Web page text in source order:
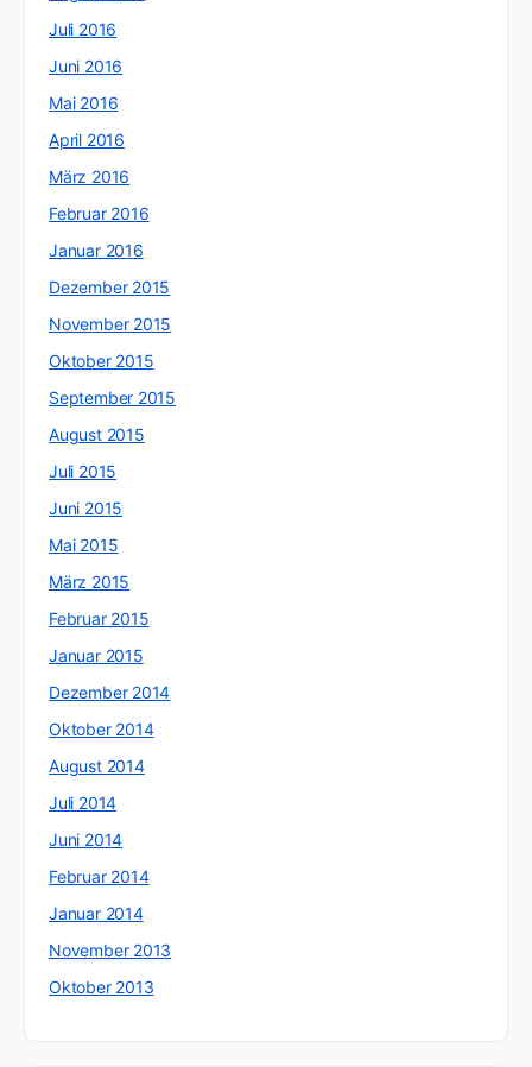
Juli 2016
Juni 2016
Mai 2016
April 2016
März 2016
Februar 2016
Januar 2016
Dezember 2015
November 2015
Oktober 2015
September 2015
August 2015
Juli 2015
Juni 2015
Mai 2015
März 2015
Februar 2015
Januar 2015
Dezember 2014
Oktober 2014
August 2014
Juli 2014
Juni 2014
Februar 2014
Januar 2014
November 2013
Oktober 2013